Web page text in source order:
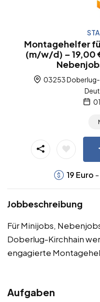
Montagehelfer
(m/w/d) – 19,00
03253 Doberlug-
19 Euro -
Jobbeschreibung
Für Minijobs,
Doberlug-Kirchhain
engagierte
Aufgaben